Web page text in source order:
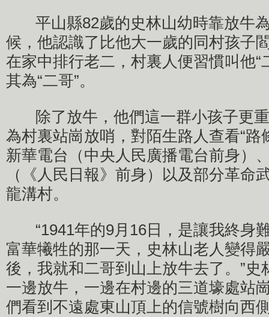
平山縣82歲的史林山幼時靠放牛
候，他認識了比他大一歲的同村孩子
在家中排行老二，村裏人便習慣叫他“
其為“二哥”。
除了放牛，他們這一群小孩子更重
為村裏站崗放哨，對陌生路人查看“路
新華電台（中央人民廣播電台前身）
（《人民日報》前身）以及部分革命
龍溝村。
“1941年的9月16日，是讓我終身
富華犧牲的那一天，史林山老人變得
後，我就和二哥到山上放牛去了。”史
一邊放牛，一邊在村邊的三道壕處站
們看到不遠處東山頂上的信號樹向西